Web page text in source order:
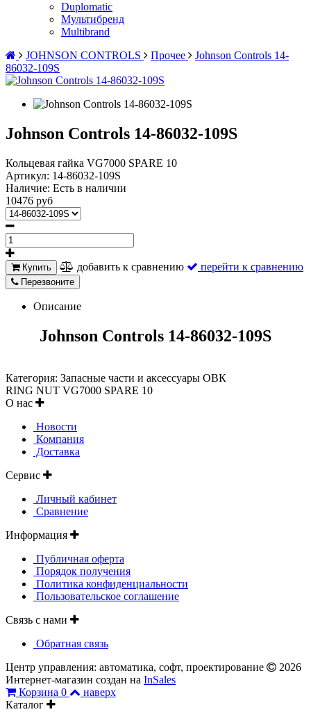
Duplomatic
Мультибренд
Multibrand
JOHNSON CONTROLS
Прочее
Johnson Controls 14-
86032-109S
Johnson Controls 14-86032-109S
Кольцевая гайка VG7000 SPARE 10
Артикул: 14-86032-109S
Наличие: Есть в наличии
10476 руб
Купить добавить к сравнению перейти к сравнению
Перезвоните
Описание
Johnson Controls 14-86032-109S
Категория: Запасные части и аксессуары ОВК
RING NUT VG7000 SPARE 10
О нас
Новости
Компания
Доставка
Сервис
Личный кабинет
Сравнение
Информация
Публичная оферта
Порядок получения
Политика конфиденциальности
Пользовательское соглашение
Связь с нами
Обратная связь
Центр управления: автоматика, софт, проектирование
2026
Интернет-магазин создан на InSales
Корзина 0
наверх
Каталог